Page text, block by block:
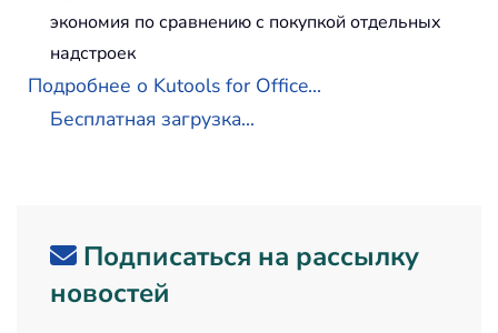
экономия по сравнению с покупкой отдельных
надстроек
Подробнее о Kutools for Office...
Бесплатная загрузка...
Подписаться на рассылку
новостей